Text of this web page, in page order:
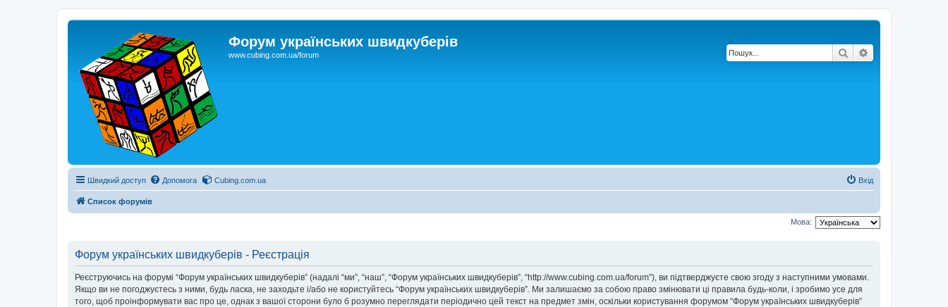
Форум українських швидкуберів
www.cubing.com.ua/forum Пошук
Швидкий доступ Допомога Cubing.com.ua Вхід
Список форумів
Мова:
Форум українських швидкуберів - Реєстрація
Реєструючись на форумі “Форум українських швидкуберів” (надалі “ми”, “наш”, “Форум українських швидкуберів”, “http://www.cubing.com.ua/forum”), ви підтверджуєте свою згоду з наступними умовами.
Якщо ви не погоджуєтесь з ними, будь ласка, не заходьте і/або не користуйтесь “Форум українських швидкуберів”. Ми залишаємо за собою право змінювати ці правила будь-коли, і зробимо усе для
того, щоб проінформувати вас про це, однак з вашої сторони було б розумно переглядати періодично цей текст на предмет змін, оскільки користування форумом “Форум українських швидкуберів”